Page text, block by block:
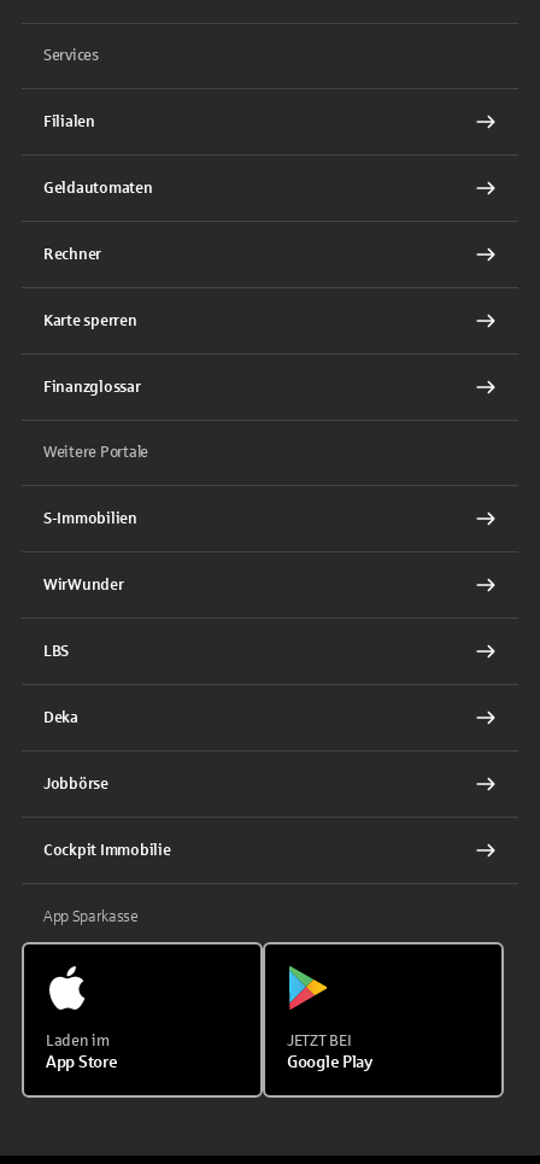
Services
Filialen
Geldautomaten
Rechner
Karte sperren
Finanzglossar
Weitere Portale
S-Immobilien
WirWunder
LBS
Deka
Jobbörse
Cockpit Immobilie
App Sparkasse
Laden im
App Store
JETZT BEI
Google Play